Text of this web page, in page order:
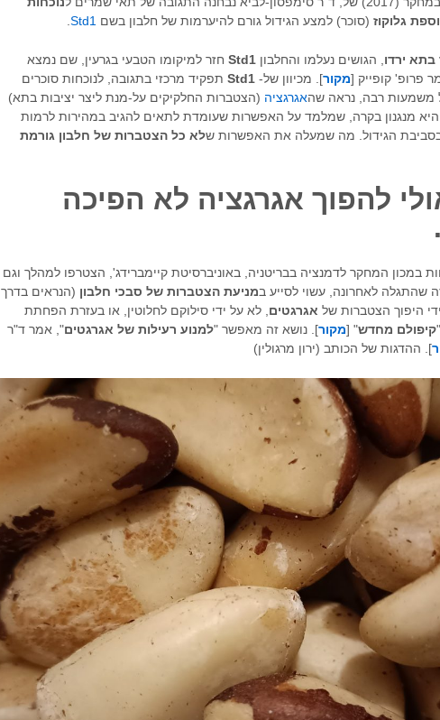
גלוקוז (סוכר) למצע הגידול גורם להיערמות של חלבון בשם Std1
ירדו, הגושים נעלמו והחלבון Std1 חזר למיקומו הטבעי בגרעין, שם נמצא
פרופ' קופייק [מקור]. מכיוון של- Std1 תפקיד מרכזי בתגובה, לנוכחות סוכרים
משמעות רבה, נראה שהאגרגציה (הצטברות החלקיקים על-מנת ליצר יציבות בתא)
מנגנון בקרה, שמלמד על האפשרות שעומדת לתאים להגיב במהירות לרמות
הגידול. מה שמעלה את האפשרות שלא כל הצטברות של חלבון גורמת
להפוך אגרגציה לא הפיכה
.
במכון המחקר לדמנציה בבריטניה, באוניברסיטת קיימברידג', הצטרפו למהלך וגם
שהתגלה לאחרונה, עשוי לסייע במניעת הצטברות של סבכי חלבון (הנראים בדרך
היפוך הצטברות של אגרגטים , לא על ידי סילוקם לחלוטין, או בעזרת הפחתת
קיפולם מחדש" [מקור]. נושא זה מאפשר "למנוע רעילות של אגרגטים", אמר ד"ר
]. ההדגות של הכותב (ירון מרגולין)